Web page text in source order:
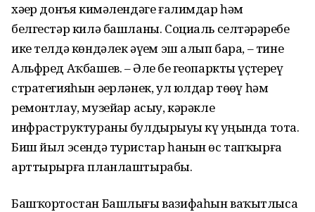
хәҙер донъя кимәлендәге ғалимдар һәм
белгестәр килә башланы. Социаль селтәрҙәребеҙ
ике телдә көндәлек әүҙем эш алып бара, – тине
Альфред Аҡбашев. – Әле беҙ геопаркты үҫтереү
стратегияһын әҙерләнек, ул юлдар төҙөү һәм
ремонтлау, музейҙар асыу, кәрәкле
инфраструктураны булдырыуҙы күҙ уңында тота.
Биш йыл эсендә туристар һанын өс тапҡырға
арттырырға планлаштырабыҙ.
Башҡортостан Башлығы вазифаһын ваҡытлыса